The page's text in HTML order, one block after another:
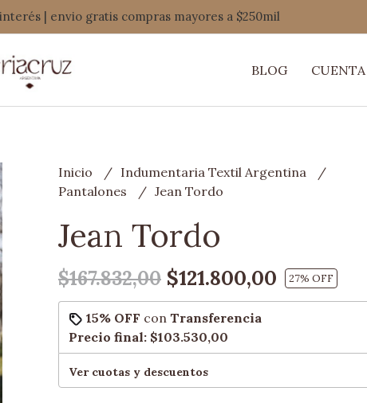
| envio gratis compras mayores a $250mil
BLOG CUENTA
Inicio
Indumentaria Textil Argentina
Pantalones
Jean Tordo
Jean Tordo
$167.832,00 $121.800,00 27% OFF
15% OFF con Transferencia
Precio final: $103.530,00
Ver cuotas y descuentos